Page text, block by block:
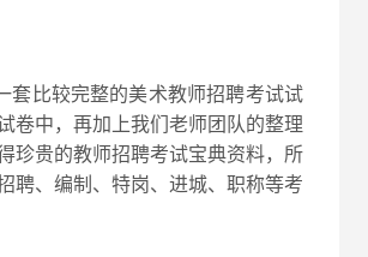
套比较完整的美术教师招聘考试试
卷中，再加上我们老师团队的整理
珍贵的教师招聘考试宝典资料，所
聘、编制、特岗、进城、职称等考